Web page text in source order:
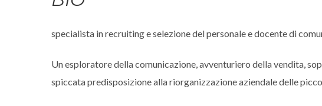
specialista in recruiting e selezione del personale e docente di
Un esploratore della comunicazione, avventuriero della vendita,
spiccata predisposizione alla riorganizzazione aziendale delle